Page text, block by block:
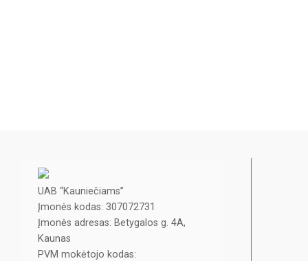
UAB “Kauniečiams”
Įmonės kodas: 307072731
Įmonės adresas: Betygalos g. 4A,
Kaunas
PVM mokėtojo kodas: